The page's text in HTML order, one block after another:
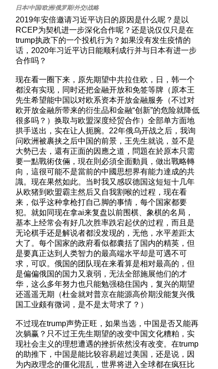
2019年安倍邀请习近平访日的原因是什么呢？是以
RCEP为契机进一步深化合作呢？还是说仅仅只是在
trump执政下的一个投机行为？如果没有发生疫情的
话，2020年习近平访日能顺利成行并与日本有进一步
合作吗？
现在看一圈下来，原先期望中共拉住欧，日，韩一个
都没有实现，同时还把金融开放和免签等牌（原本王
先生希望能中国以对欧系资本开放金融服务（不过对
欧开放金融所带来的衍生品和金融“创新”的危险就降低
很多吗？）换取与欧盟深度经贸合作）全部单方面地
拱手送出，实在让人扼腕。22年俄乌开战之后，我询
问欧洲被裹挟之后中国的前景，王先生就说，並不是
大勢已去，還有正面的因應之道，問題在於原本只需
要一點戰術伎倆，現在則必須全面動員，做出戰略轉
向，這很可能不是當前的中國思想界有能力達成的共
識。现在果然如此。当时我又感叹德国这短短十几年
从欧猪到欧盟霸主然后又自我割喉的过程，现在看
来，似乎这种拿枪打自己脚的事情，每个国家都要
犯。就如同现在拿ai来复盘以前围棋、象棋的名局，
基本上经常会有好几次胜率跌宕起伏的过程，而且是
无论棋手还是解说者都没发现的，无他，水平差距太
大了。每个国家的政府看似都囊括了国内的精英，但
是要真正达到人类智力的最高端水平却是可遇不可
求，可叹。俄国的团队现在来看算是相对最高的，但
是偏偏俄国的国力又衰弱，无法全部施展他们的才
华，这么多年努力也只能勉强稳住国内，复兴的期望
还遥遥无期（杜金就对普京在能源高价期没能复兴俄
国工业颇有微词，是不是太苛求了？）
不过现在trump声势正旺，如果当选，中国是否又能再
次躺赢？只不过王先生期望的改变中国文化糟粕，实
现社会主义的理想遭遇的挫折依然没有改变。在trump
的助推下，中国是能比较容易超过美国，还是说，因
为内政理念的僵化混乱，世界将进入全球都在疯狂比